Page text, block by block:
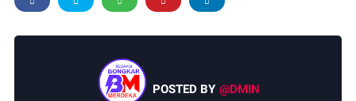
POSTED BY @DMIN